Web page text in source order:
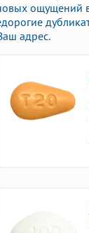
ощущений
адрес.